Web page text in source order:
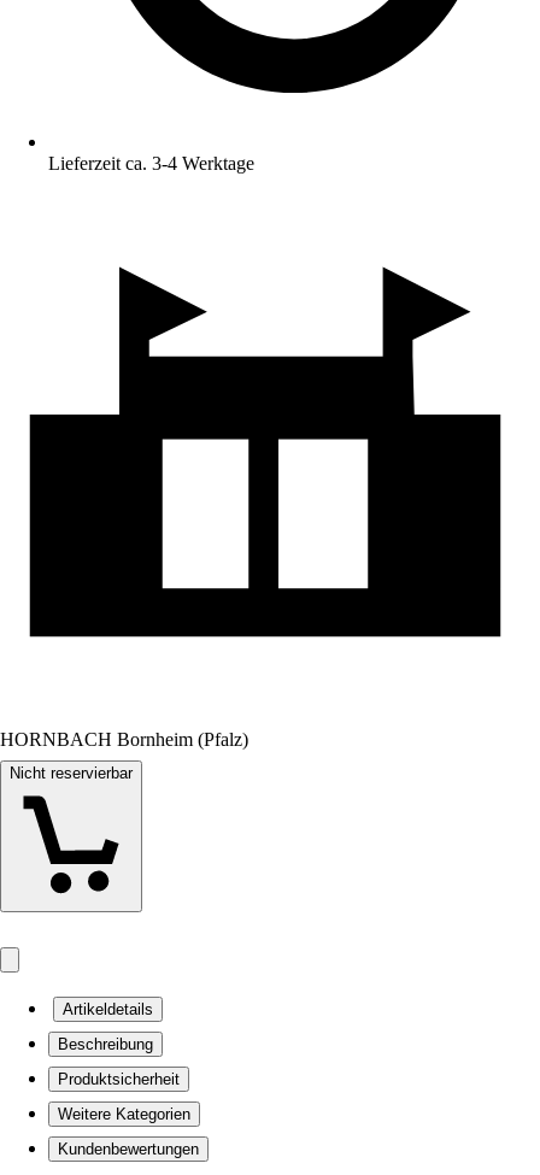
Lieferzeit ca. 3-4 Werktage
HORNBACH Bornheim (Pfalz)
Nicht reservierbar
Artikeldetails
Beschreibung
Produktsicherheit
Weitere Kategorien
Kundenbewertungen